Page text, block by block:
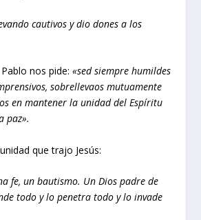
cautivos y dio dones a los
nos pide:«sed siempre humildes
sobrellevaos mutuamente
en mantener la unidad del Espíritu
paz».
que trajo Jesús:
fe, un bautismo. Un Dios padre de
todo y lo penetra todo y lo invade